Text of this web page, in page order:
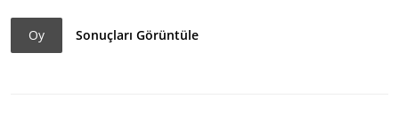
Oy Sonuçları Görüntüle